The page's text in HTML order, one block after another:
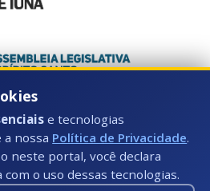
e tecnologias
nossa Política de Privacidade.
neste portal, você declara
o uso dessas tecnologias.